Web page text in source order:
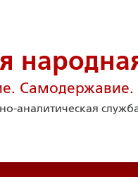
Самодержавие.
аналитическая